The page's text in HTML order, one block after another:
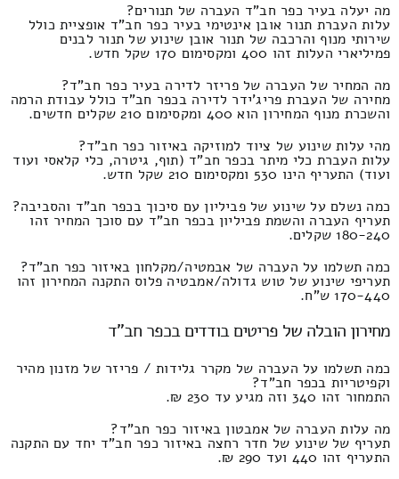
מה יעלה בעיר כפר חב"ד העברה של תנורים?
עלות העברת תנור אובן אינטימי בעיר כפר חב"ד אופציית כולל
שירותי מנוף והרכבה של תנור אובן שינוע של תנור לבנים
פמיליארי העלות זהו 400 ומקסימום 170 שקל חדש.
מה המחיר של העברה של פריזר לדירה בעיר כפר חב"ד?
מחירה של העברת פריג'ידר לדירה בכפר חב"ד כולל עבודת הרמה
והשכרת מנוף המחירון הוא 400 ומקסימום 210 שקלים חדשים.
מהי עלות שינוע של ציוד למוזיקה באיזור כפר חב"ד?
עלות העברת כלי מיתר בכפר חב"ד (תוף, גיטרה, כלי קלאסי ועוד
ועוד) התעריף הינו 530 ומקסימום 210 שקל חדש.
כמה נשלם על שינוע של פביליון עם סיכוך בכפר חב"ד והסביבה?
תעריף העברה והשמת פביליון בכפר חב"ד עם סוכך המחיר זהו
180-240 שקלים.
כמה תשלמו על העברה של אבמטיה/מקלחון באיזור כפר חב"ד?
תעריפי שינוע של טוש גדולה/אמבטיה פלוס התקנה המחירון זהו
170-440 ש"ח.
מחירון הובלה של פריטים בודדים בכפר חב"ד
כמה תשלמו על העברה של מקרר גלידות / פריזר של מזנון מהיר
וקפיטריות בכפר חב"ד?
התמחור זהו 340 וזה מגיע עד 230 ₪.
מה עלות העברה של אמבטון באיזור כפר חב"ד?
תעריף של שינוע של חדר רחצה באיזור כפר חב"ד יחד עם התקנה
התעריף זהו 440 ועד 290 ₪.